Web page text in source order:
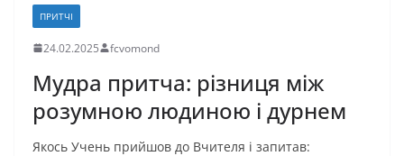
ПРИТЧІ
24.02.2025 fcvomond
Мудра притча: різниця між
розумною людиною і дурнем
Якось Учень прийшов до Вчителя і запитав: